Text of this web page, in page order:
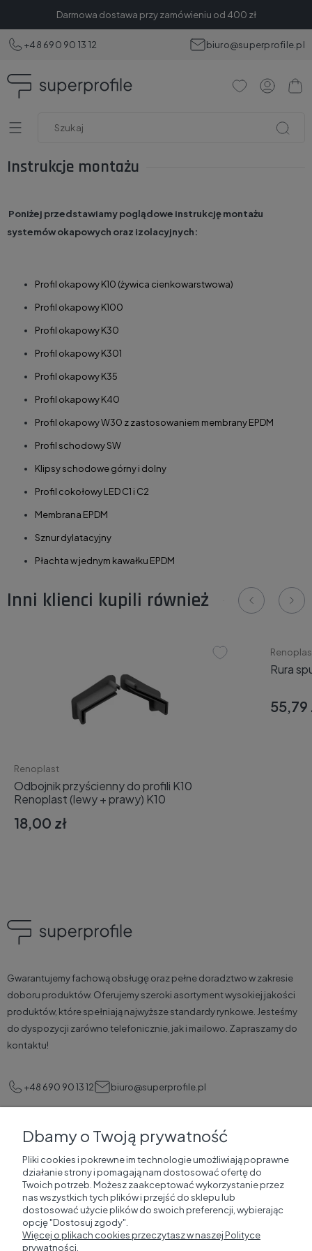
Darmowa dostawa przy zamówieniu od 400 zł
+48 690 90 13 12 biuro@superprofile.pl
Instrukcje montażu
Poniżej przedstawiamy poglądowe instrukcję montażu
systemów okapowych oraz izolacyjnych:
Profil okapowy K10 (żywica cienkowarstwowa)
Profil okapowy K100
Profil okapowy K30
Profil okapowy K301
Profil okapowy K35
Profil okapowy K40
Profil okapowy W30 z zastosowaniem membrany EPDM
Profil schodowy SW
Klipsy schodowe górny i dolny
Profil cokołowy LED C1 i C2
Membrana EPDM
Sznur dylatacyjny
Płachta w jednym kawałku EPDM
Inni klienci kupili również
Renoplast
Odbojnik przyścienny do profili K10
Renoplast (lewy + prawy) K10
18,00 zł
Rura
55,79
Gwarantujemy fachową obsługę oraz pełne doradztwo w zakresie
doboru produktów. Oferujemy szeroki asortyment wysokiej jakości
produktów, które spełniają najwyższe standardy rynkowe. Jesteśmy
do dyspozycji zarówno telefonicznie, jak i mailowo. Zapraszamy do
kontaktu!
+48 690 90 13 12 biuro@superprofile.pl
Pomoc
Korzyści dla klientów
SuperProfile
Dbamy o Twoją prywatność
Pliki cookies i pokrewne im technologie umożliwiają poprawne
działanie strony i pomagają nam dostosować ofertę do
Twoich potrzeb. Możesz zaakceptować wykorzystanie przez
nas wszystkich tych plików i przejść do sklepu lub
dostosować użycie plików do swoich preferencji, wybierając
opcję "Dostosuj zgody".
Więcej o plikach cookies przeczytasz w naszej Polityce
prywatności.